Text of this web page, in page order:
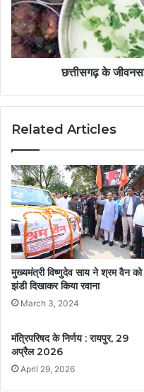
छत्तीसगढ़ के
Related Articles
मुख्यमंत्री विष्णुदेव साय ने श्रम वैन को
झंडी दिखाकर किया रवाना
March 3, 2024
मंत्रिपरिषद के निर्णय : रायपुर, 29
अप्रैल 2026
April 29, 2026